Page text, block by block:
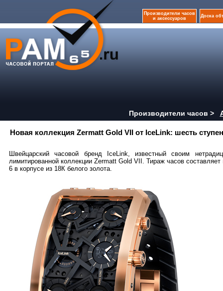
Производители часов
и аксессуаров
Доска
Производители часов >
Новая коллекция Zermatt Gold VII от IceLink: шесть
Швейцарский часовой бренд IceLink, известный своим
лимитированной коллекции Zermatt Gold VII. Тираж часов
6 в корпусе из 18К белого золота.